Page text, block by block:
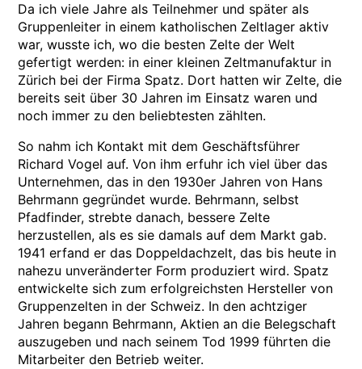
Da ich viele Jahre als Teilnehmer und später als
Gruppenleiter in einem katholischen Zeltlager aktiv
war, wusste ich, wo die besten Zelte der Welt
gefertigt werden: in einer kleinen Zeltmanufaktur in
Zürich bei der Firma Spatz. Dort hatten wir Zelte, die
bereits seit über 30 Jahren im Einsatz waren und
noch immer zu den beliebtesten zählten.
So nahm ich Kontakt mit dem Geschäftsführer
Richard Vogel auf. Von ihm erfuhr ich viel über das
Unternehmen, das in den 1930er Jahren von Hans
Behrmann gegründet wurde. Behrmann, selbst
Pfadfinder, strebte danach, bessere Zelte
herzustellen, als es sie damals auf dem Markt gab.
1941 erfand er das Doppeldachzelt, das bis heute in
nahezu unveränderter Form produziert wird. Spatz
entwickelte sich zum erfolgreichsten Hersteller von
Gruppenzelten in der Schweiz. In den achtziger
Jahren begann Behrmann, Aktien an die Belegschaft
auszugeben und nach seinem Tod 1999 führten die
Mitarbeiter den Betrieb weiter.